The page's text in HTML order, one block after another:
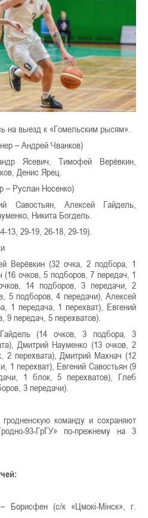
на выезд к «Гомельским рысям».
– Андрей Чванков)
Ясевич, Тимофей Верёвкин,
Денис Ярец.
– Руслан Носенко)
Савостьян, Алексей Гайдель,
Никита Богдель.
13, 29-19, 26-18, 29-19).
Верёвкин (32 очка, 2 подбора, 1
очков, 5 подборов, 7 передач, 1
14 подборов, 3 передачи, 2
5 подборов, 4 передачи), Алексей
1 передача, 1 перехват), Евгений
9 передач, 5 перехватов).
Гайдель (14 очков, 3 подбора, 3
Дмитрий Науменко (13 очков, 2
2 перехвата), Дмитрий Махнач (12
1 перехват), Евгений Савостьян (9
1 блок, 5 перехватов), Глеб
3 передачи).
команду и сохраняют
93-ГрГУ» по-прежнему на 3
Борисфен (с/к «Цмокі-Мінск», г.